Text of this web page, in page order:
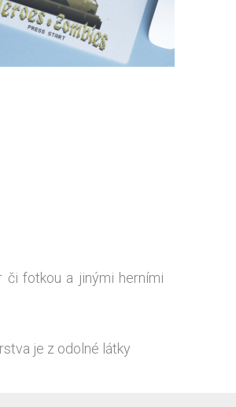
či fotkou a jinými herními
je z odolné látky